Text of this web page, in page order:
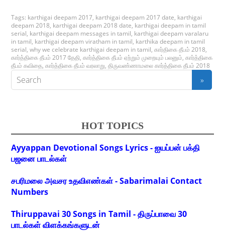
Tags: karthigai deepam 2017, karthigai deepam 2017 date, karthigai
deepam 2018, karthigai deepam 2018 date, karthigai deepam in tamil
serial, karthigai deepam messages in tamil, karthigai deepam varalaru
in tamil, karthigai deepam viratham in tamil, karthika deepam in tamil
serial,why we celebrate karthigai deepam in tamil,கார்திகை தீபம் 2018,
கார்த்திகை தீபம் 2017 தேதி,கார்த்திகை தீபம் ஏற்றும் முறையும் பலனும்,கார்த்திகை
தீபம் கவிதை,கார்த்திகை தீபம் வரலாறு,திருவண்ணாமலை கார்த்திகை தீபம் 2018
HOT TOPICS
Ayyappan Devotional Songs Lyrics - ஐயப்பன் பக்தி
பஜனை பாடல்கள்
சபரிமலை அவசர உதவிஎண்கள் - Sabarimalai Contact
Numbers
Thiruppavai 30 Songs in Tamil - திருப்பாவை 30
பாடல்கள் விளக்கங்களுடன்